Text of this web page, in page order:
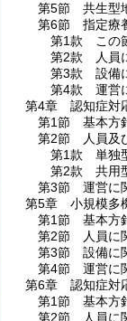
第5節
共生型
第6節
指定療
第1款
この
第2款
人員
第3款
設備
第4款
運営
第4章
認知症対
第1節
基本方
第2節
人員及
第1款
単独
第2款
共用
第3節
運営に
第5章
小規模多
第1節
基本方
第2節
人員に
第3節
設備に
第4節
運営に
第6章
認知症対
第1節
基本方
第2節
人員に